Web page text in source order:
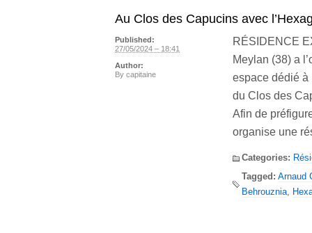
Au Clos des Capucins avec
RÉSIDENCE
Meylan (38) a
espace dédié
du Clos des
Afin de
organise une
Categories:
Tagged: Arnaud
Behrouznia,
Published:
27/05/2024 – 18:41
Author:
By capitaine